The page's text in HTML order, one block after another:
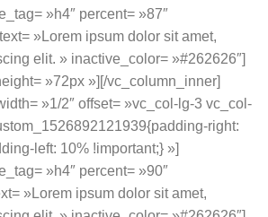
»h4″ percent= »87″
»Lorem ipsum dolor sit amet,
elit. » inactive_color= »#262626″]
»72px »][/vc_column_inner]
»1/2″ offset= »vc_col-lg-3 vc_col-
right:
left: 10% !important;} »]
»h4″ percent= »90″
»Lorem ipsum dolor sit amet,